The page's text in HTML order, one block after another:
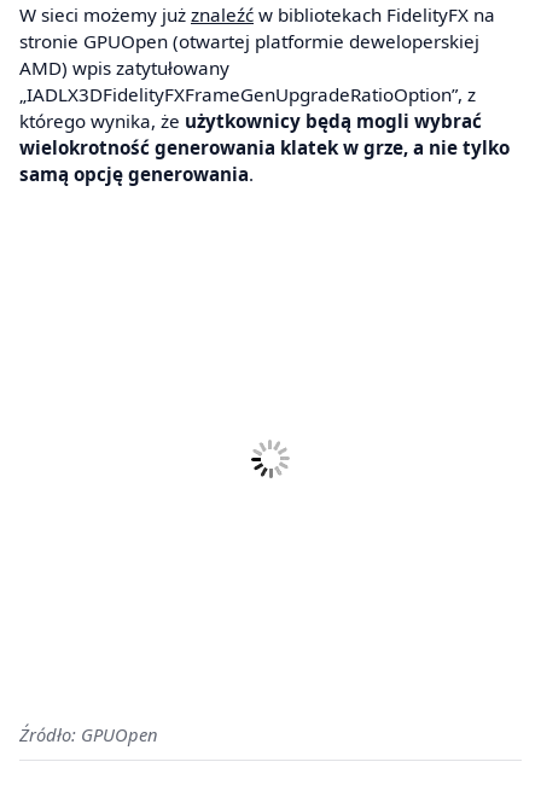
W sieci możemy już znaleźć w bibliotekach FidelityFX na
stronie GPUOpen (otwartej platformie deweloperskiej
AMD) wpis zatytułowany
„IADLX3DFidelityFXFrameGenUpgradeRatioOption”, z
którego wynika, że użytkownicy będą mogli wybrać
wielokrotność generowania klatek w grze, a nie tylko
samą opcję generowania.
Źródło: GPUOpen